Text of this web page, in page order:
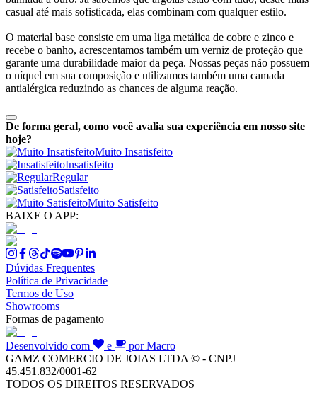
casual até mais sofisticada, elas combinam com qualquer estilo.
O material base consiste em uma liga metálica de cobre e zinco e
recebe o banho, acrescentamos também um verniz de proteção que
garante uma durabilidade maior da peça. Nossas peças não possuem
o níquel em sua composição e utilizamos também uma camada
antialérgica reduzindo as chances de alguma reação.
De forma geral, como você avalia sua experiência em nosso site
hoje?
Muito Insatisfeito
Insatisfeito
Regular
Satisfeito
Muito Satisfeito
BAIXE O APP:
Dúvidas Frequentes
Política de Privacidade
Termos de Uso
Showrooms
Formas de pagamento
Desenvolvido com e
por Macro
GAMZ COMERCIO DE JOIAS LTDA © - CNPJ
45.451.832/0001-62
TODOS OS DIREITOS RESERVADOS